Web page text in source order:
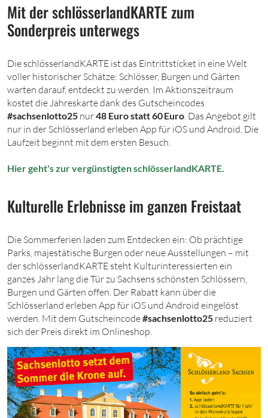
Mit der schlösserlandKARTE zum
Sonderpreis unterwegs
Die schlösserlandKARTE ist das Eintrittsticket in eine Welt
voller historischer Schätze: Schlösser, Burgen und Gärten
warten darauf, entdeckt zu werden. Im Aktionszeitraum
kostet die Jahreskarte dank des Gutscheincodes
#sachsenlotto25 nur48 Euro statt 60 Euro . Das Angebot gilt
nur in der Schlösserland erleben App für iOS und Android. Die
Laufzeit beginnt mit dem ersten Besuch.
Hier geht's zur vergünstigten schlösserlandKARTE.
Kulturelle Erlebnisse im ganzen Freistaat
Die Sommerferien laden zum Entdecken ein: Ob prächtige
Parks, majestätische Burgen oder neue Ausstellungen – mit
der schlösserlandKARTE steht Kulturinteressierten ein
ganzes Jahr lang die Tür zu Sachsens schönsten Schlössern,
Burgen und Gärten offen. Der Rabatt kann über die
Schlösserland erleben App für iOS und Android eingelöst
werden. Mit dem Gutscheincode#sachsenlotto25 reduziert
sich der Preis direkt im Onlineshop.